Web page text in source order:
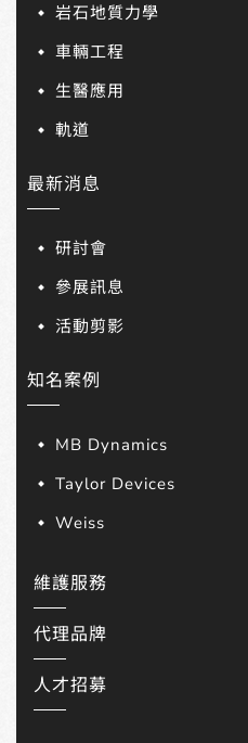
岩石地質力學
車輛工程
生醫應用
軌道
最新消息
研討會
參展訊息
活動剪影
知名案例
MB Dynamics
Taylor Devices
Weiss
維護服務
代理品牌
人才招募